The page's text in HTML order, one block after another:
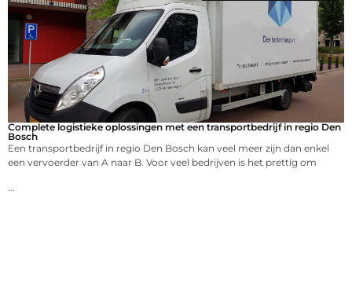
Complete logistieke oplossingen met een transportbedrijf in regio Den
Bosch
Een transportbedrijf in regio Den Bosch kan veel meer zijn dan enkel
een vervoerder van A naar B. Voor veel bedrijven is het prettig om
...